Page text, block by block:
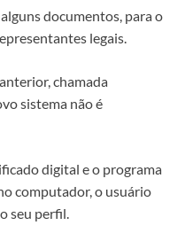
documentos, para o
legais.
chamada
sistema não é
digital e o programa
computador, o usuário
seu perfil.